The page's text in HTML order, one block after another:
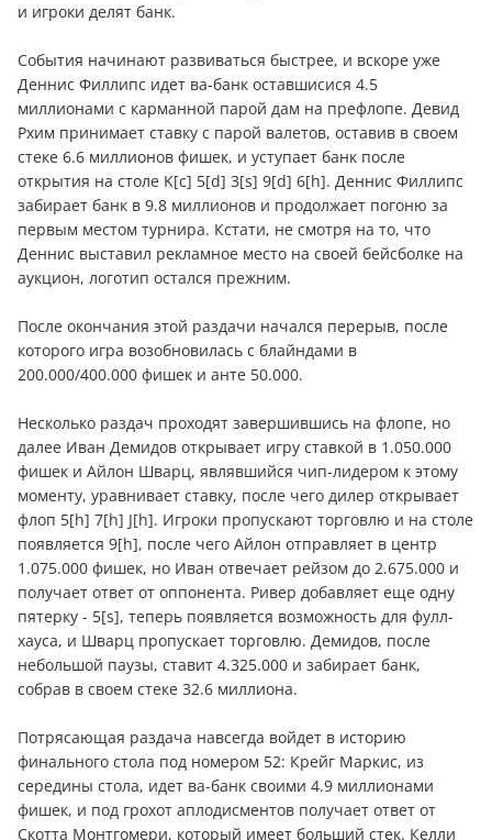
и игроки делят банк.
События начинают развиваться быстрее, и вскоре уже
Деннис Филлипс идет ва-банк оставшисися 4.5
миллионами с карманной парой дам на префлопе. Девид
Рхим принимает ставку с парой валетов, оставив в своем
стеке 6.6 миллионов фишек, и уступает банк после
открытия на столе K[c] 5[d] 3[s] 9[d] 6[h]. Деннис Филлипс
забирает банк в 9.8 миллионов и продолжает погоню за
первым местом турнира. Кстати, не смотря на то, что
Деннис выставил рекламное место на своей бейсболке на
аукцион, логотип остался прежним.
После окончания этой раздачи начался перерыв, после
которого игра возобновилась с блайндами в
200.000/400.000 фишек и анте 50.000.
Несколько раздач проходят завершившись на флопе, но
далее Иван Демидов открывает игру ставкой в 1.050.000
фишек и Айлон Шварц, являвшийся чип-лидером к этому
моменту, уравнивает ставку, после чего дилер открывает
флоп 5[h] 7[h] J[h]. Игроки пропускают торговлю и на столе
появляется 9[h], после чего Айлон отправляет в центр
1.075.000 фишек, но Иван отвечает рейзом до 2.675.000 и
получает ответ от оппонента. Ривер добавляет еще одну
пятерку - 5[s], теперь появляется возможность для фулл-
хауса, и Шварц пропускает торговлю. Демидов, после
небольшой паузы, ставит 4.325.000 и забирает банк,
собрав в своем стеке 32.6 миллиона.
Потрясающая раздача навсегда войдет в историю
финального стола под номером 52: Крейг Маркис, из
середины стола, идет ва-банк своими 4.9 миллионами
фишек, и под грохот аплодисментов получает ответ от
Скотта Монтгомери, который имеет больший стек. Келли